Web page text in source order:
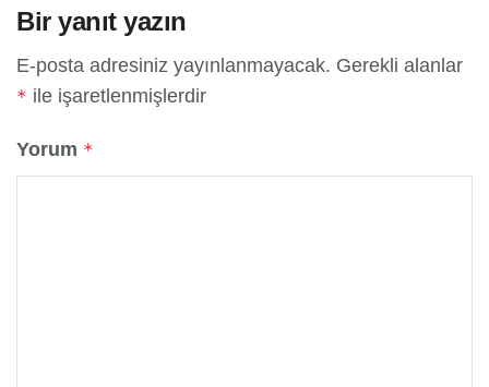
Bir yanıt yazın
E-posta adresiniz yayınlanmayacak. Gerekli alanlar
* ile işaretlenmişlerdir
Yorum *